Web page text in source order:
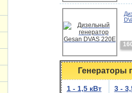
Генераторы
1 - 1,5 кВт 3 -